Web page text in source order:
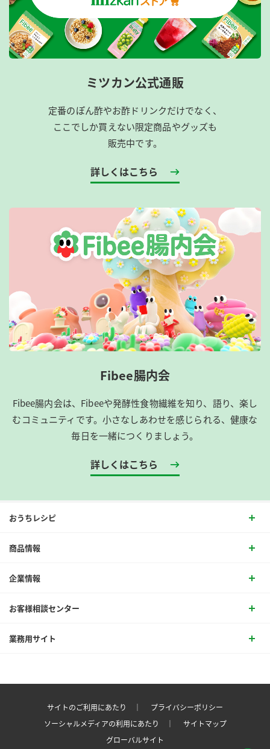
ミツカン公式通販
定番のぽん酢やお酢ドリンクだけでなく、
ここでしか買えない限定商品やグッズも
販売中です。
詳しくはこちら
Fibee腸内会
Fibee腸内会は、​Fibeeや発酵性食物繊維を知り、語り、楽し
むコミュニティです。​小さなしあわせを感じられる、健康な
毎日を一緒につくりましょう。
詳しくはこちら
おうちレシピ
商品情報
企業情報
お客様相談センター
業務用サイト
サイトのご利用にあたり ｜
プライバシーポリシー
ソーシャルメディアの利用にあたり ｜
サイトマップ
グローバルサイト